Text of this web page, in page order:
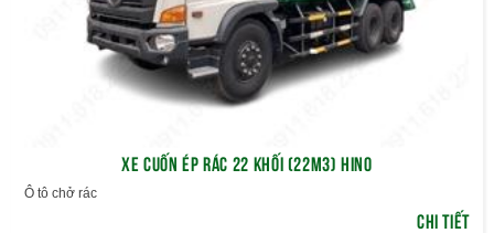
XE CUỐN ÉP RÁC 22 KHỐI (22M3) HINO
Ô tô chở rác
CHI TIẾT